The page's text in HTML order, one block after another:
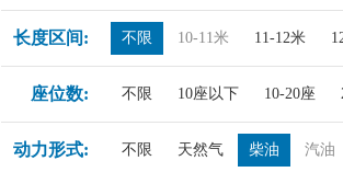
长度区间: 不限 10-11米 11-12米
座位数: 不限 10座以下 10-20座
动力形式: 不限 天然气 柴油 汽油